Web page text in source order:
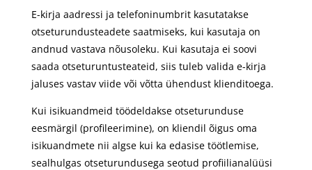
E-kirja aadressi ja telefoninumbrit kasutatakse
otseturundusteadete saatmiseks, kui kasutaja on
andnud vastava nõusoleku. Kui kasutaja ei soovi
saada otseturuntusteateid, siis tuleb valida e-kirja
jaluses vastav viide või võtta ühendust klienditoega.
Kui isikuandmeid töödeldakse otseturunduse
eesmärgil (profileerimine), on kliendil õigus oma
isikuandmete nii algse kui ka edasise töötlemise,
sealhulgas otseturundusega seotud profiilianalüüsi